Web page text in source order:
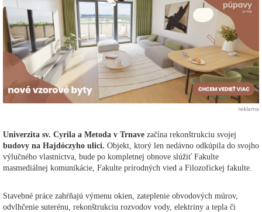
reklama
Univerzita sv. Cyrila a Metoda v Trnave začína rekonštrukciu svojej
budovy na Hajdóczyho ulici. Objekt, ktorý len nedávno odkúpila do svojho
výlučného vlastníctva, bude po kompletnej obnove slúžiť Fakulte
masmediálnej komunikácie, Fakulte prírodných vied a Filozofickej fakulte.
Stavebné práce zahŕňajú výmenu okien, zateplenie obvodových múrov,
odvlhčenie suterénu, rekonštrukciu rozvodov vody, elektriny a tepla či